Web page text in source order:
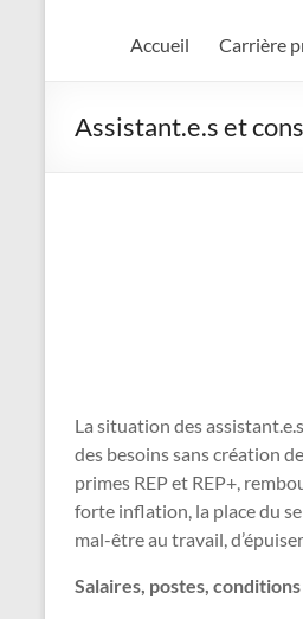
Accueil Carrière
Assistant.e.s et
La situation des
des besoins sans création
primes REP et REP+,
forte inflation, la place du
mal-être au travail,
Salaires, postes,